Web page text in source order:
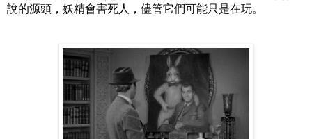
說的源頭，妖精會害死人，儘管它們可能只是在玩。